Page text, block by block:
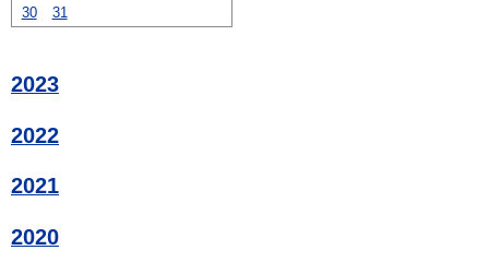
30
31
2023
2022
2021
2020